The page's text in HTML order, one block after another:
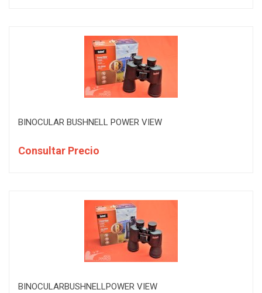
BINOCULAR BUSHNELL POWER VIEW
Consultar Precio
BINOCULARBUSHNELLPOWER VIEW